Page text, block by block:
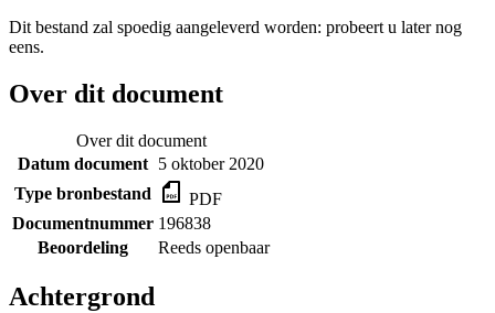
Dit bestand zal spoedig aangeleverd worden: probeert u later nog
eens.
Over dit document
Over dit document
Datum document 5 oktober 2020
Type bronbestand
PDF
Documentnummer 196838
Beoordeling
Reeds openbaar
Achtergrond